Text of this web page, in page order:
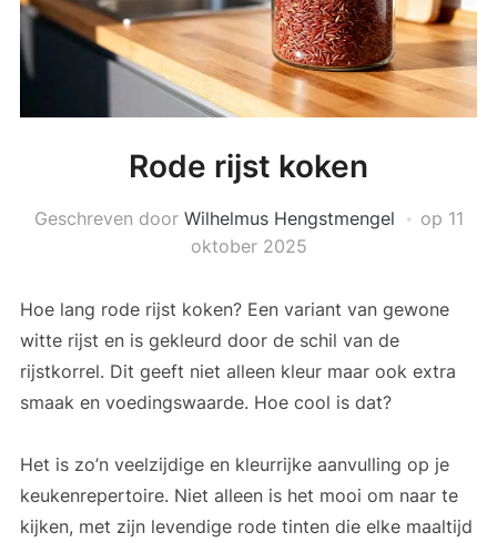
Rode rijst koken
Geschreven door Wilhelmus Hengstmengel op 11
oktober 2025
Hoe lang rode rijst koken? Een variant van gewone
witte rijst en is gekleurd door de schil van de
rijstkorrel. Dit geeft niet alleen kleur maar ook extra
smaak en voedingswaarde. Hoe cool is dat?
Het is zo’n veelzijdige en kleurrijke aanvulling op je
keukenrepertoire. Niet alleen is het mooi om naar te
kijken, met zijn levendige rode tinten die elke maaltijd